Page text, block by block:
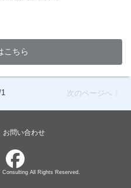
法人グループ」の一員！「伊
しており、経営基盤が強固で
正社員を目指したい」という
ートします！
るよう、事務サイドからバッ
ミュニケーションを取りなが
こちら
次のページへ 〉
お問い合わせ
All Rights Reserved.